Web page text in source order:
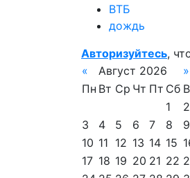
ВТБ
дождь
Авторизуйтесь,
«
Август 2026
»
Пн Вт Ср Чт Пт Сб
1
2
3
4 5 6 7 8
9
10 11 12 13 14 15
17 18 19 20 21 22